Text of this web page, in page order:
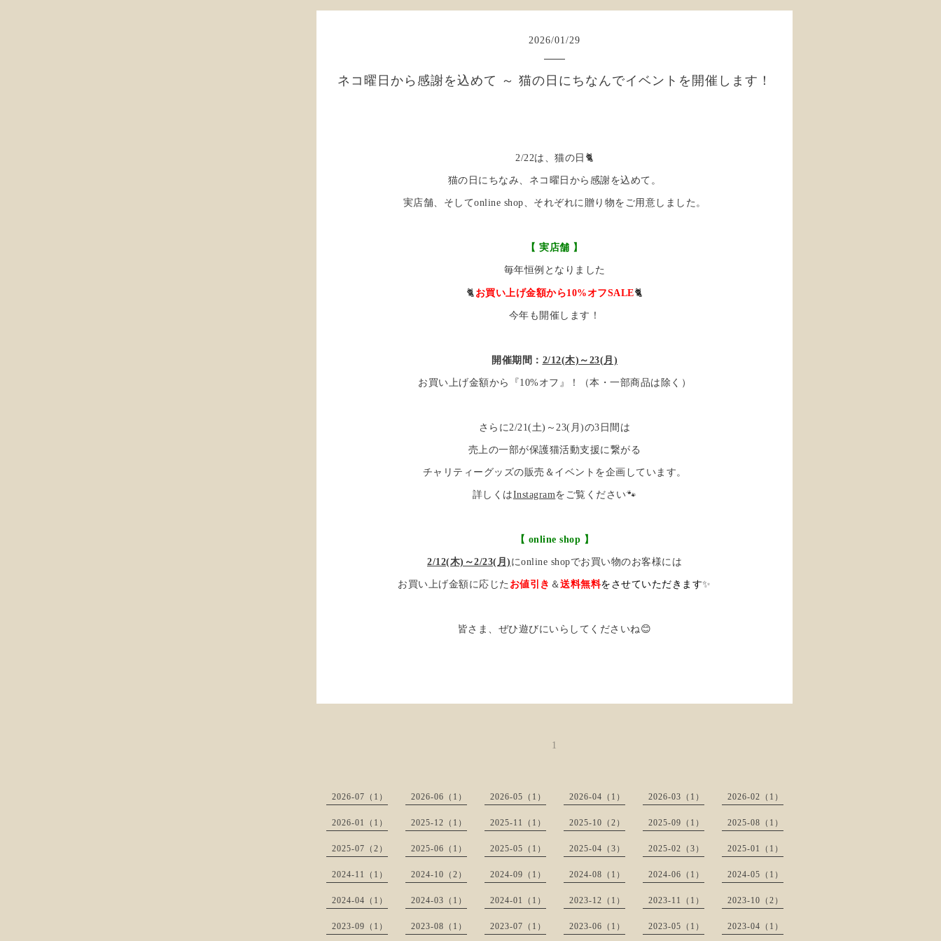
2026/01/29
ネコ曜日から感謝を込めて ～ 猫の日にちなんでイベントを開催します！
2/22は、猫の日🐈
猫の日にちなみ、ネコ曜日から感謝を込めて。
実店舗、そしてonline shop、それぞれに贈り物をご用意しました。
【 実店舗 】
毎年恒例となりました
🐈 お買い上げ金額から10%オフSALE🐈
今年も開催します！
開催期間： 2/12(木)～23(月)
お買い上げ金額から『10%オフ』！（本・一部商品は除く）
さらに2/21(土)～23(月)の3日間は
売上の一部が保護猫活動支援に繋がる
チャリティーグッズの販売＆イベントを企画しています。
詳しくはInstagramをご覧ください🐾
【 online shop 】
2/12(木)～2/23(月) にonline shopでお買い物のお客様には
お買い上げ金額に応じた お値引き ＆送料無料をさせていただきます✨
皆さま、ぜひ遊びにいらしてくださいね😊
1
2026-07（1） 2026-06（1） 2026-05（1） 2026-04（1） 2026-03（1） 2026-02（1）
2026-01（1） 2025-12（1） 2025-11（1） 2025-10（2） 2025-09（1） 2025-08（1）
2025-07（2） 2025-06（1） 2025-05（1） 2025-04（3） 2025-02（3） 2025-01（1）
2024-11（1） 2024-10（2） 2024-09（1） 2024-08（1） 2024-06（1） 2024-05（1）
2024-04（1） 2024-03（1） 2024-01（1） 2023-12（1） 2023-11（1） 2023-10（2）
2023-09（1） 2023-08（1） 2023-07（1） 2023-06（1） 2023-05（1） 2023-04（1）